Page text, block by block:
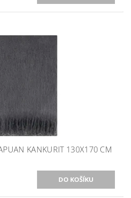
KANKURIT 130X170 CM